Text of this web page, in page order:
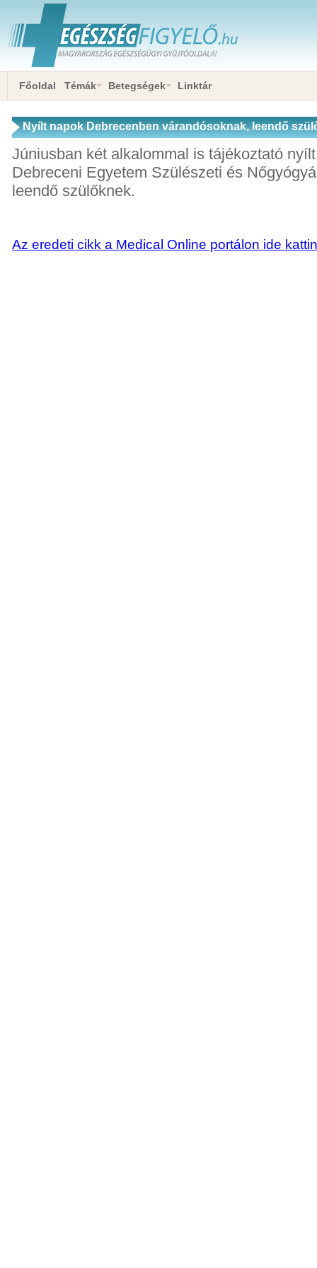
Főoldal Témák Betegségek Linktár
Nyílt napok Debrecenben várandósoknak, leendő
Júniusban két alkalommal is tájékoztató
Debreceni Egyetem Szülészeti és
leendő szülőknek.
Az eredeti cikk a Medical Online portálon ide